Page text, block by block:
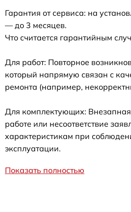
Гарантия от сервиса: на
— до 3 месяцев.
Что считается гарантийным
Для работ: Повторное
который напрямую связан с
ремонта (например,
Для комплектующих: Внезапная
работе или несоответствие
характеристикам при
эксплуатации.
Показать полностью